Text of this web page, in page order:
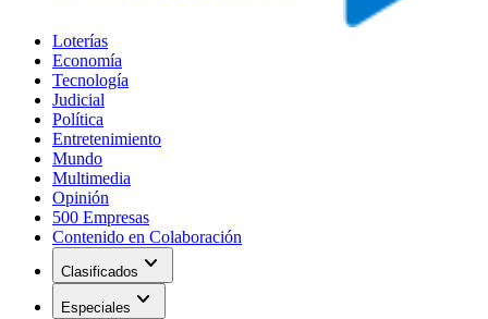
Loterías
Economía
Tecnología
Judicial
Política
Entretenimiento
Mundo
Multimedia
Opinión
500 Empresas
Contenido en Colaboración
Clasificados expand_more
Especiales expand_more